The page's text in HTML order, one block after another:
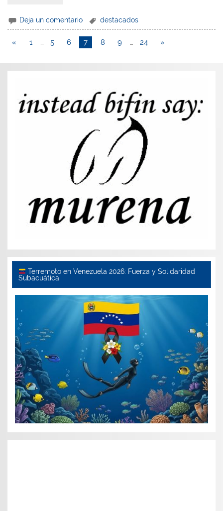
Deja un comentario destacados
« 1 … 5 6 7 8 9 … 24 »
Terremoto en Venezuela 2026: Fuerza y Solidaridad
Subacuática